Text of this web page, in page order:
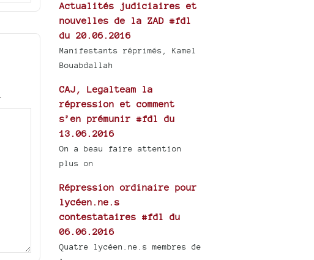
Actualités judiciaires et
nouvelles de la ZAD #fdl
du 20.06.2016
Manifestants réprimés, Kamel
Bouabdallah
CAJ, Legalteam la
répression et comment
s’en prémunir #fdl du
13.06.2016
On a beau faire attention
plus on
Répression ordinaire pour
lycéen.ne.s
contestataires #fdl du
06.06.2016
Quatre lycéen.ne.s membres de